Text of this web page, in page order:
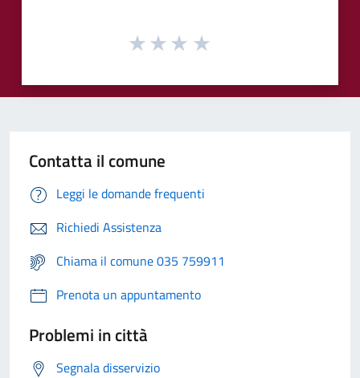
Contatta il comune
Leggi le domande frequenti
Richiedi Assistenza
Chiama il comune 035 759911
Prenota un appuntamento
Problemi in città
Segnala disservizio